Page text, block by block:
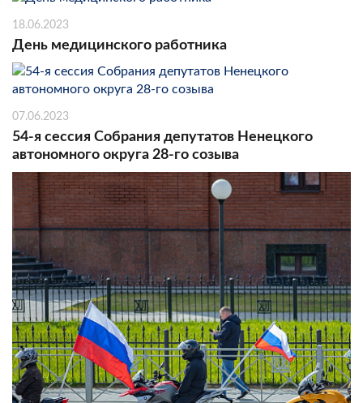
18.06.2023
День медицинского работника
07.06.2023
54-я сессия Собрания депутатов Ненецкого
автономного округа 28-го созыва